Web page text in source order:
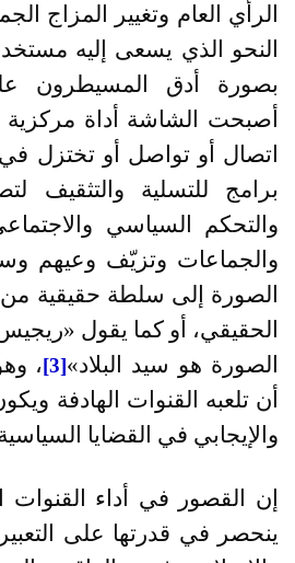
الرأي العام وتغيير المزاج
النحو الذي يسعى إليه
بصورة أدق المسيطرون
أصبحت الشاشة أداة مركزية
اتصال أو تواصل أو تختزل
برامج للتسلية والتثقيف
والتحكم السياسي
والجماعات وتزيّف وعيهم
الصورة إلى سلطة حقيقية من
الحقيقي، أو كما يقول
الصورة هو سيد البلاد»
[3]
،
أن تلعبه القنوات الهادفة
والإيجابي في القضايا
إن القصور في أداء القنوات
ينحصر في قدرتها على